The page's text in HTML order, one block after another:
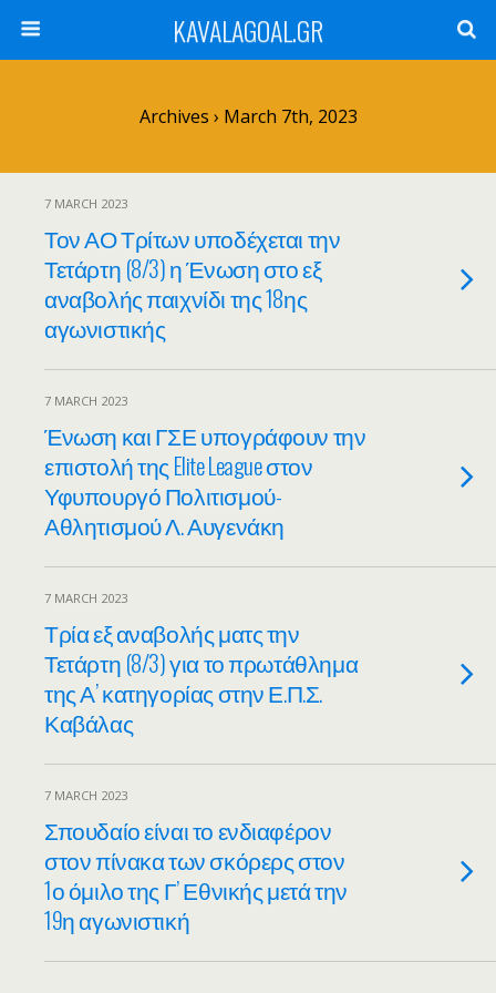
KAVALAGOAL.GR
Archives › March 7th, 2023
7 MARCH 2023
Τον ΑΟ Τρίτων υποδέχεται την
Τετάρτη (8/3) η Ένωση στο εξ
αναβολής παιχνίδι της 18ης
αγωνιστικής
7 MARCH 2023
Ένωση και ΓΣΕ υπογράφουν την
επιστολή της Elite League στον
Υφυπουργό Πολιτισμού-
Αθλητισμού Λ. Αυγενάκη
7 MARCH 2023
Τρία εξ αναβολής ματς την
Τετάρτη (8/3) για το πρωτάθλημα
της Α’ κατηγορίας στην Ε.Π.Σ.
Καβάλας
7 MARCH 2023
Σπουδαίο είναι το ενδιαφέρον
στον πίνακα των σκόρερς στον
1ο όμιλο της Γ’ Εθνικής μετά την
19η αγωνιστική